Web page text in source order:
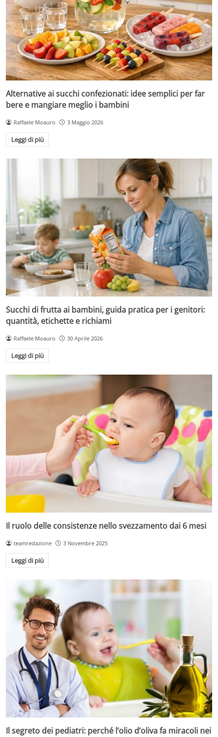
Alternative ai succhi confezionati: idee semplici per far
bere e mangiare meglio i bambini
Raffaele Moauro 3 Maggio 2026
Leggi di più
Succhi di frutta ai bambini, guida pratica per i genitori:
quantità, etichette e richiami
Raffaele Moauro 30 Aprile 2026
Leggi di più
Il ruolo delle consistenze nello svezzamento dai 6 mesi
teamredazione 3 Novembre 2025
Leggi di più
Il segreto dei pediatri: perché l’olio d’oliva fa miracoli nei